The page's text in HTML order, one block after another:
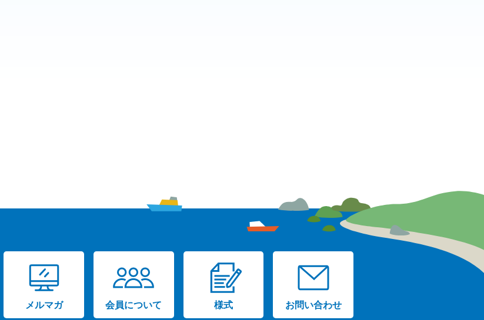
メルマガ 会員について 様式 お問い合わせ